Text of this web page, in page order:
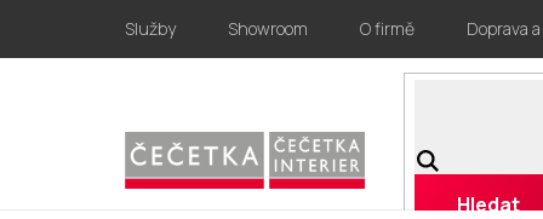
obsah
Služby Showroom O firmě Doprava
Hledat